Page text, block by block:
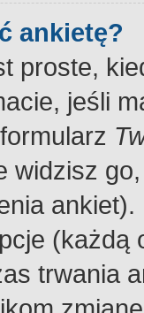
ankietę?
proste,
jeśli
widzisz
trwania